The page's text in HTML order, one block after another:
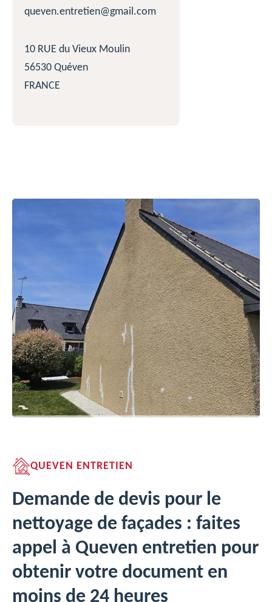
queven.entretien@gmail.com
10 RUE du Vieux Moulin
56530 Quéven
FRANCE
QUEVEN ENTRETIEN
Demande de devis pour le
nettoyage de façades : faites
appel à Queven entretien pour
obtenir votre document en
moins de 24 heures